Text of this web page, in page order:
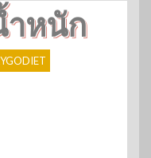
หนัก